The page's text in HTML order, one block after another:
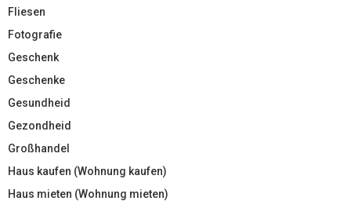
Fliesen
Fotografie
Geschenk
Geschenke
Gesundheid
Gezondheid
Großhandel
Haus kaufen (Wohnung kaufen)
Haus mieten (Wohnung mieten)